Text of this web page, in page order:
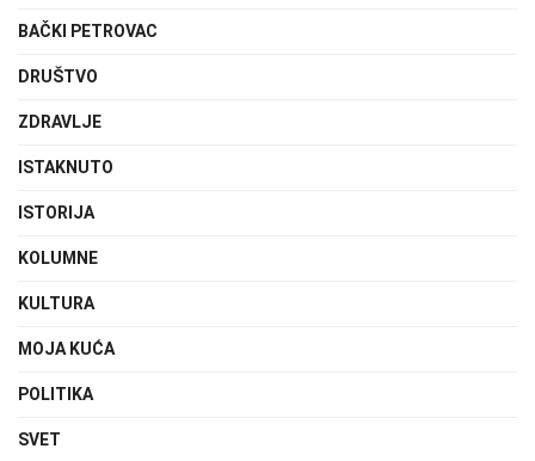
BAČKI PETROVAC
DRUŠTVO
ZDRAVLJE
ISTAKNUTO
ISTORIJA
KOLUMNE
KULTURA
MOJA KUĆA
POLITIKA
SVET